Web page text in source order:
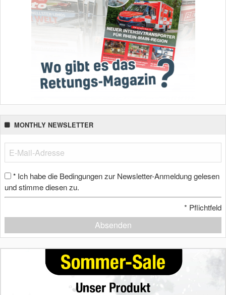
MONTHLY NEWSLETTER
* Ich habe die Bedingungen zur Newsletter-Anmeldung gelesen
und stimme diesen zu.
* Pflichtfeld
Absenden